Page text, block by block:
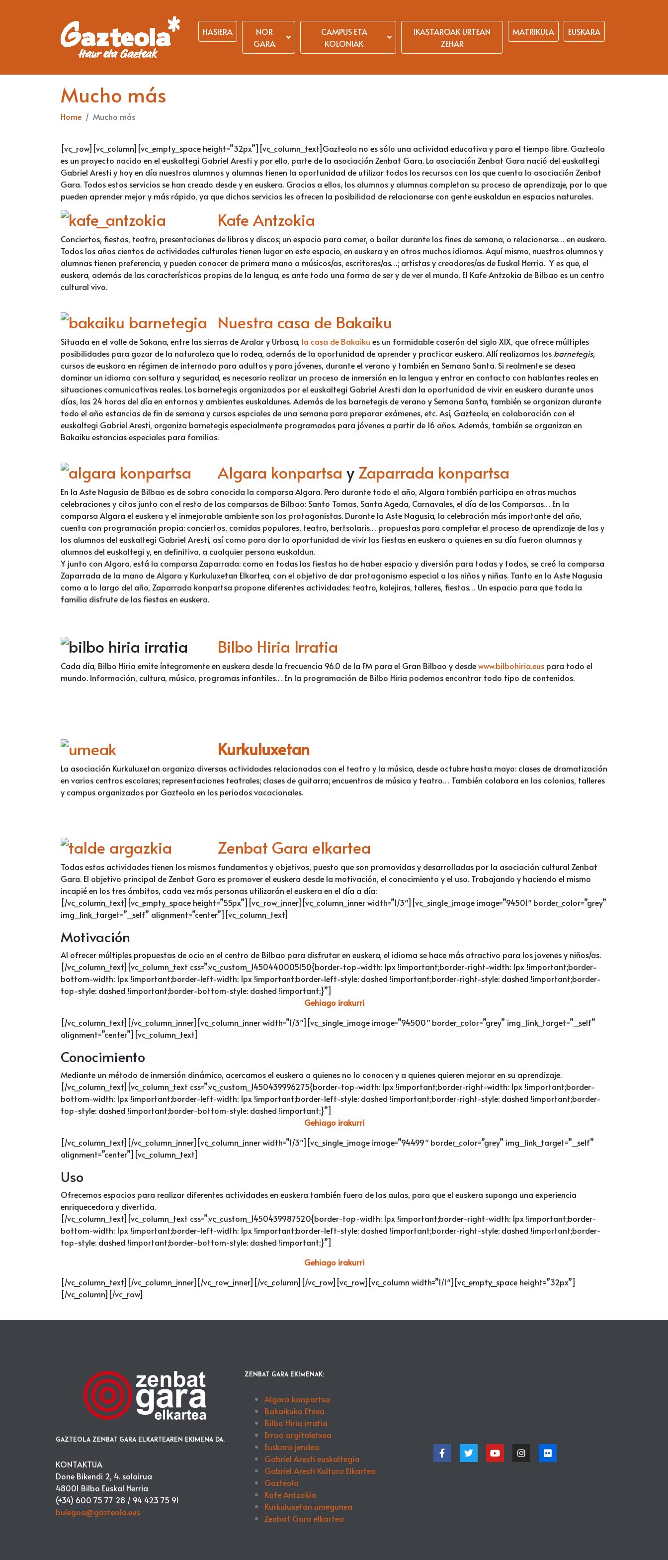
HASIERA
NOR
GARA
CAMPUS ETA
KOLONIAK
IKASTAROAK URTEAN
ZEHAR
MATRIKULA EUSKARA
Mucho más
Home Mucho más
[vc_row][vc_column][vc_empty_space height=”32px”][vc_column_text]Gazteola no es sólo una actividad educativa y para el tiempo libre. Gazteola
es un proyecto nacido en el euskaltegi Gabriel Aresti y por ello, parte de la asociación Zenbat Gara. La asociación Zenbat Gara nació del euskaltegi
Gabriel Aresti y hoy en día nuestros alumnos y alumnas tienen la oportunidad de utilizar todos los recursos con los que cuenta la asociación Zenbat
Gara. Todos estos servicios se han creado desde y en euskera. Gracias a ellos, los alumnos y alumnas completan su proceso de aprendizaje, por lo que
pueden aprender mejor y más rápido, ya que dichos servicios les ofrecen la posibilidad de relacionarse con gente euskaldun en espacios naturales.
Kafe Antzokia
Conciertos, fiestas, teatro, presentaciones de libros y discos; un espacio para comer, o bailar durante los fines de semana, o relacionarse… en euskera.
Todos los años cientos de actividades culturales tienen lugar en este espacio, en euskera y en otros muchos idiomas. Aquí mismo, nuestros alumnos y
alumnas tienen preferencia, y pueden conocer de primera mano a músicos/as, escritores/as…; artistas y creadores/as de Euskal Herria. Y es que, el
euskera, además de las características propias de la lengua, es ante todo una forma de ser y de ver el mundo. El Kafe Antzokia de Bilbao es un centro
cultural vivo.
Nuestra casa de Bakaiku
Situada en el valle de Sakana, entre las sierras de Aralar y Urbasa, la casa de Bakaiku es un formidable caserón del siglo XIX, que ofrece múltiples
posibilidades para gozar de la naturaleza que lo rodea, además de la oportunidad de aprender y practicar euskera. Allí realizamos los barnetegis,
cursos de euskara en régimen de internado para adultos y para jóvenes, durante el verano y también en Semana Santa. Si realmente se desea
dominar un idioma con soltura y seguridad, es necesario realizar un proceso de inmersión en la lengua y entrar en contacto con hablantes reales en
situaciones comunicativas reales. Los barnetegis organizados por el euskaltegi Gabriel Aresti dan la oportunidad de vivir en euskera durante unos
días, las 24 horas del día en entornos y ambientes euskaldunes. Además de los barnetegis de verano y Semana Santa, también se organizan durante
todo el año estancias de fin de semana y cursos espciales de una semana para preparar exámenes, etc. Así, Gazteola, en colaboración con el
euskaltegi Gabriel Aresti, organiza barnetegis especialmente programados para jóvenes a partir de 16 años. Además, también se organizan en
Bakaiku estancias especiales para familias.
Algara konpartsa y Zaparrada konpartsa
En la Aste Nagusia de Bilbao es de sobra conocida la comparsa Algara. Pero durante todo el año, Algara también participa en otras muchas
celebraciones y citas junto con el resto de las comparsas de Bilbao: Santo Tomas, Santa Ageda, Carnavales, el día de las Comparsas… En la
comparsa Algara el euskera y el inmejorable ambiente son los protagonistas. Durante la Aste Nagusia, la celebración más importante del año,
cuenta con programación propia: conciertos, comidas populares, teatro, bertsolaris… propuestas para completar el proceso de aprendizaje de las y
los alumnos del euskaltegi Gabriel Aresti, así como para dar la oportunidad de vivir las fiestas en euskera a quienes en su día fueron alumnas y
alumnos del euskaltegi y, en definitiva, a cualquier persona euskaldun.
Y junto con Algara, está la comparsa Zaparrada: como en todas las fiestas ha de haber espacio y diversión para todas y todos, se creó la comparsa
Zaparrada de la mano de Algara y Kurkuluxetan Elkartea, con el objetivo de dar protagonismo especial a los niños y niñas. Tanto en la Aste Nagusia
como a lo largo del año, Zaparrada konpartsa propone diferentes actividades: teatro, kalejiras, talleres, fiestas… Un espacio para que toda la
familia disfrute de las fiestas en euskera.
Bilbo Hiria Irratia
Cada día, Bilbo Hiria emite íntegramente en euskera desde la frecuencia 96.0 de la FM para el Gran Bilbao y desdewww.bilbohiria.eus para todo el
mundo. Información, cultura, música, programas infantiles… En la programación de Bilbo Hiria podemos encontrar todo tipo de contenidos.
Kurkuluxetan
La asociación Kurkuluxetan organiza diversas actividades relacionadas con el teatro y la música, desde octubre hasta mayo: clases de dramatización
en varios centros escolares; representaciones teatrales; clases de guitarra; encuentros de música y teatro… También colabora en las colonias, talleres
y campus organizados por Gazteola en los periodos vacacionales.
Zenbat Gara elkartea
Todas estas actividades tienen los mismos fundamentos y objetivos, puesto que son promovidas y desarrolladas por la asociación cultural Zenbat
Gara. El objetivo principal de Zenbat Gara es promover el euskera desde la motivación, el conocimiento y el uso. Trabajando y haciendo el mismo
incapié en los tres ámbitos, cada vez más personas utilizarán el euskera en el día a día:
[/vc_column_text][vc_empty_space height=”55px”][vc_row_inner][vc_column_inner width=”1/3″][vc_single_image image=”94501″ border_color=”grey”
img_link_target=”_self” alignment=”center”][vc_column_text]
Motivación
Al ofrecer múltiples propuestas de ocio en el centro de Bilbao para disfrutar en euskera, el idioma se hace más atractivo para los jovenes y niños/as.
[/vc_column_text][vc_column_text css=”.vc_custom_1450440005150{border-top-width: 1px !important;border-right-width: 1px !important;border-
bottom-width: 1px !important;border-left-width: 1px !important;border-left-style: dashed !important;border-right-style: dashed !important;border-
top-style: dashed !important;border-bottom-style: dashed !important;}”]
Gehiago irakurri
[/vc_column_text][/vc_column_inner][vc_column_inner width=”1/3″][vc_single_image image=”94500″ border_color=”grey” img_link_target=”_self”
alignment=”center”][vc_column_text]
Conocimiento
Mediante un método de inmersión dinámico, acercamos el euskera a quienes no lo conocen y a quienes quieren mejorar en su aprendizaje.
[/vc_column_text][vc_column_text css=”.vc_custom_1450439996275{border-top-width: 1px !important;border-right-width: 1px !important;border-
bottom-width: 1px !important;border-left-width: 1px !important;border-left-style: dashed !important;border-right-style: dashed !important;border-
top-style: dashed !important;border-bottom-style: dashed !important;}”]
Gehiago irakurri
[/vc_column_text][/vc_column_inner][vc_column_inner width=”1/3″][vc_single_image image=”94499″ border_color=”grey” img_link_target=”_self”
alignment=”center”][vc_column_text]
Uso
Ofrecemos espacios para realizar diferentes actividades en euskera también fuera de las aulas, para que el euskera suponga una experiencia
enriquecedora y divertida.
[/vc_column_text][vc_column_text css=”.vc_custom_1450439987520{border-top-width: 1px !important;border-right-width: 1px !important;border-
bottom-width: 1px !important;border-left-width: 1px !important;border-left-style: dashed !important;border-right-style: dashed !important;border-
top-style: dashed !important;border-bottom-style: dashed !important;}”]
Gehiago irakurri
[/vc_column_text][/vc_column_inner][/vc_row_inner][/vc_column][/vc_row][vc_row][vc_column width=”1/1″][vc_empty_space height=”32px”]
[/vc_column][/vc_row]
GAZTEOLA ZENBAT GARA ELKARTEAREN EKIMENA DA.
KONTAKTUA
Done Bikendi 2, 4. solairua
48001 Bilbo Euskal Herria
(+34) 600 75 77 28 / 94 423 75 91
bulegoa@gazteola.eus
ZENBAT GARA EKIMENAK:
Algara konpartsa
Bakaikuko Etxea
Bilbo Hiria irratia
Erroa argitaletxea
Euskara jendea
Gabriel Aresti euskaltegia
Gabriel Aresti Kultura Elkartea
Gazteola
Kafe Antzokia
Kurkuluxetan umegunea
Zenbat Gara elkartea